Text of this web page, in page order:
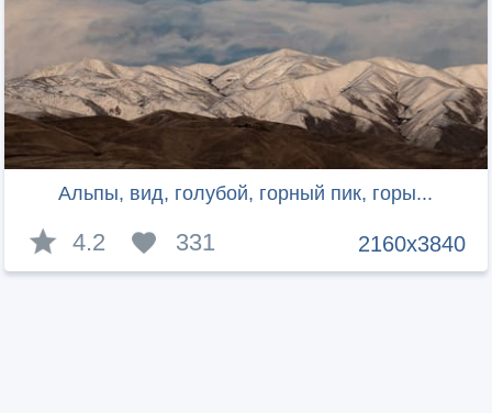
Альпы, вид, голубой, горный пик, горы...
2160x3840
4.2 331